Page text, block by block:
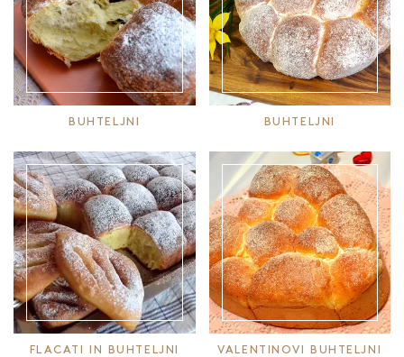
BUHTELJNI BUHTELJNI
FLACATI IN BUHTELJNI
VALENTINOVI BUHTELJNI